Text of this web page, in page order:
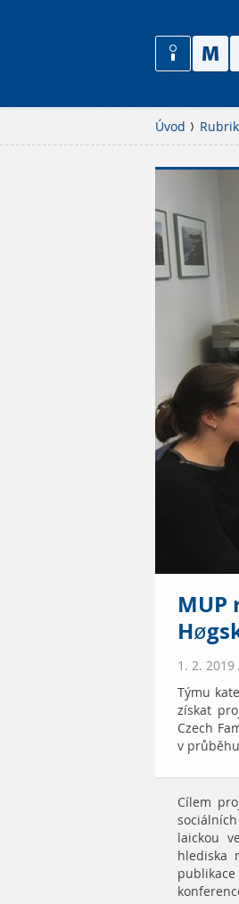
Úvod
1. 2.
Týmu
získat
Czech
v
Cílem
laickou
hlediska